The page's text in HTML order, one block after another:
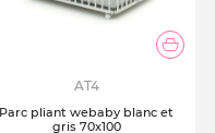
AT4
Parc pliant webaby blanc et
gris 70x100